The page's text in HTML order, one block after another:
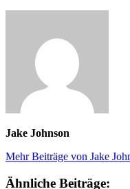
Jake Johnson
Mehr Beiträge von Jake
Ähnliche Beiträge: